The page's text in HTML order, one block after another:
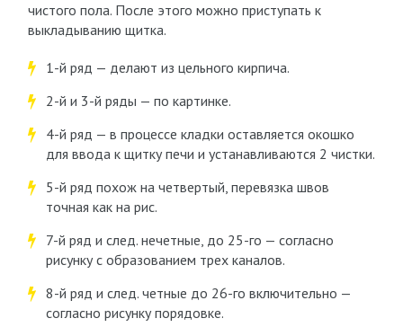
чистого пола. После этого можно приступать к
выкладыванию щитка.
1-й ряд — делают из цельного кирпича.
2-й и 3-й ряды — по картинке.
4-й ряд — в процессе кладки оставляется окошко
для ввода к щитку печи и устанавливаются 2 чистки.
5-й ряд похож на четвертый, перевязка швов
точная как на рис.
7-й ряд и след. нечетные, до 25-го — согласно
рисунку с образованием трех каналов.
8-й ряд и след. четные до 26-го включительно —
согласно рисунку порядовке.